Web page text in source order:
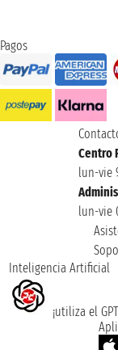
Pagos
Centro
lun-vie
lun-vie
Inteligencia Artificial
¡utiliza el